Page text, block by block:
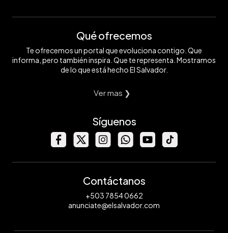
Qué ofrecemos
Te ofrecemos un portal que evoluciona contigo. Que
informa, pero también inspira. Que te representa. Mostramos
de lo que está hecho El Salvador.
Ver mas ❯
Síguenos
Contáctanos
+503 7854 0662
anunciate@elsalvador.com